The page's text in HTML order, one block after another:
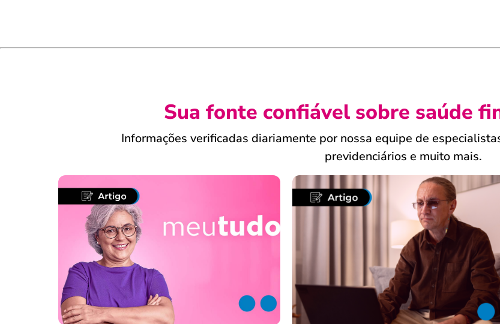
Sua fonte confiável sobre saúde
Informações verificadas diariamente por nossa equipe de
previdenciários e muito mais.